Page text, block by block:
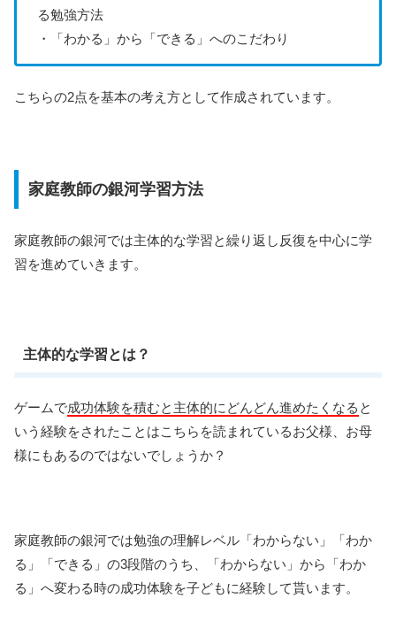
る勉強方法
・「わかる」から「できる」へのこだわり
こちらの2点を基本の考え方として作成されています。
家庭教師の銀河学習方法
家庭教師の銀河では主体的な学習と繰り返し反復を中心に学
習を進めていきます。
主体的な学習とは？
ゲームで成功体験を積むと主体的にどんどん進めたくなる と
いう経験をされたことはこちらを読まれているお父様、お母
様にもあるのではないでしょうか？
家庭教師の銀河では勉強の理解レベル「わからない」「わか
る」「できる」の3段階のうち、「わからない」から「わか
る」へ変わる時の成功体験を子どもに経験して貰います。